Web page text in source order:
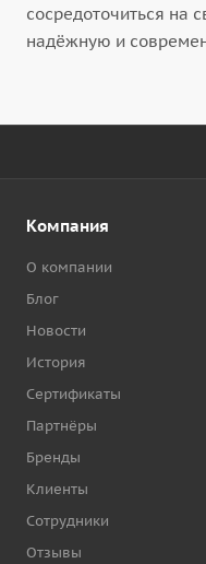
сосредоточиться на
надёжную и
Компания
О компании
Блог
Новости
История
Сертификаты
Партнёры
Бренды
Клиенты
Сотрудники
Отзывы